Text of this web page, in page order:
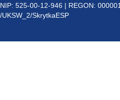
NIP: 525-00-12-946 | REGON:
/UKSW_2/SkrytkaESP